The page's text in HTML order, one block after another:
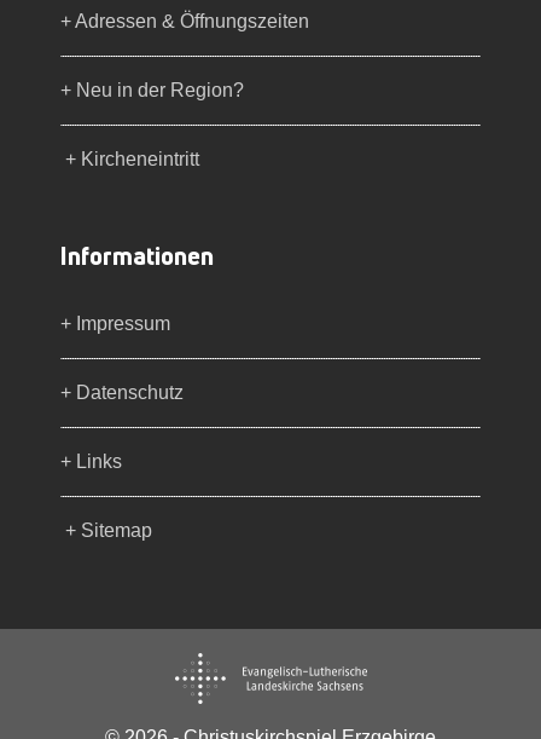
+ Adressen & Öffnungszeiten
+ Neu in der Region?
+ Kircheneintritt
Informationen
+ Impressum
+ Datenschutz
+ Links
+ Sitemap